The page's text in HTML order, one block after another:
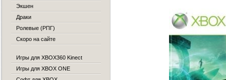
Экшен
Драки
Ролевые (РПГ)
Скоро на сайте
Игры для XBOX360 Kinect
Игры для XBOX ONE